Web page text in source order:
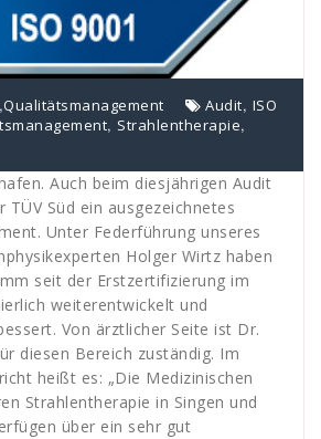
,Qualitätsmanagement Audit, ISO
, Strahlentherapie,
Auch beim diesjährigen Audit
Süd ein ausgezeichnetes
Unter Federführung unseres
Holger Wirtz haben
seit der Erstzertifizierung im
weiterentwickelt und
Von ärztlicher Seite ist Dr.
diesen Bereich zuständig. Im
heißt es: „Die Medizinischen
Strahlentherapie in Singen und
über ein sehr gut